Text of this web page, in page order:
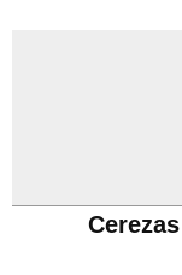
Cerezas